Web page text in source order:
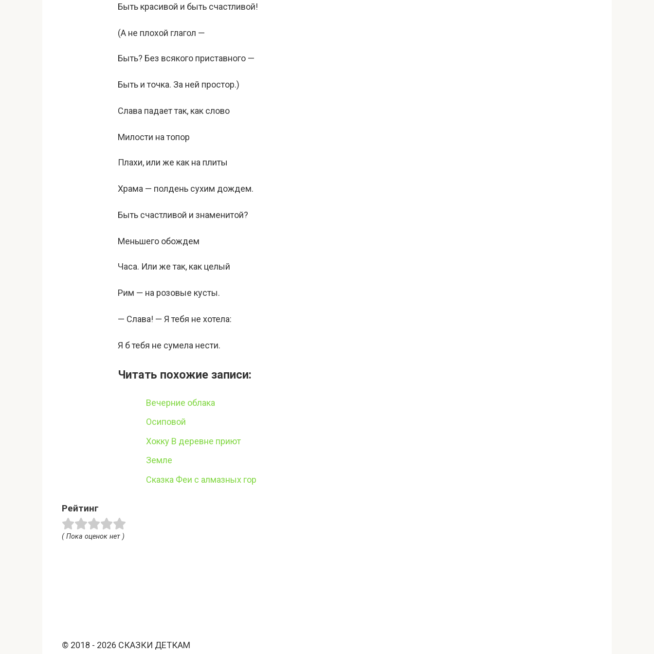
Быть красивой и быть счастливой!
(А не плохой глагол —
Быть? Без всякого приставного —
Быть и точка. За ней простор.)
Слава падает так, как слово
Милости на топор
Плахи, или же как на плиты
Храма — полдень сухим дождем.
Быть счастливой и знаменитой?
Меньшего обождем
Часа. Или же так, как целый
Рим — на розовые кусты.
— Слава! — Я тебя не хотела:
Я б тебя не сумела нести.
Читать похожие записи:
Вечерние облака
Осиповой
Хокку В деревне приют
Земле
Сказка Феи с алмазных гор
Рейтинг
( Пока оценок нет )
© 2018 - 2026 СКАЗКИ ДЕТКАМ